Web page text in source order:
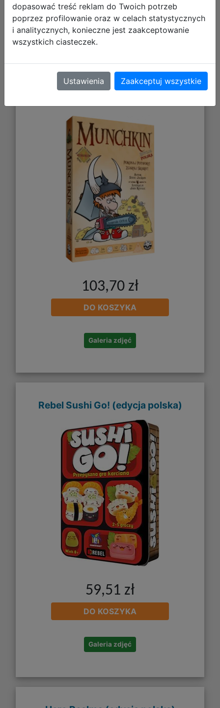
103,70 zł
DO KOSZYKA
Galeria zdjęć
Rebel Sushi Go! (edycja polska)
59,51 zł
DO KOSZYKA
Galeria zdjęć
dopasować treść reklam do Twoich potrzeb
poprzez profilowanie oraz w celach statystycznych
i analitycznych, konieczne jest zaakceptowanie
wszystkich ciasteczek.
Ustawienia Zaakceptuj wszystkie